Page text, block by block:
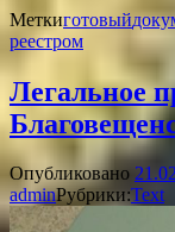
Меткиготовый
реестром
Легальное
Опубликовано
adminРубрики:Text